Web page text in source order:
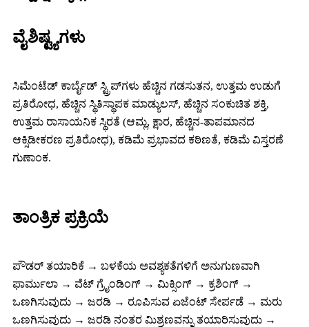
ವೈಶಿಷ್ಟ್ಯಗಳು
ಸಿಮೆಂಟೆಡ್ ಕಾರ್ಬೈಡ್ ಸ್ಟ್ರಿಪ್‌ಗಳು ಹೆಚ್ಚಿನ ಗಡಸುತನ, ಉತ್ತಮ ಉಡುಗೆ
ಪ್ರತಿರೋಧ, ಹೆಚ್ಚಿನ ಸ್ಥಿತಿಸ್ಥಾಪಕ ಮಾಡ್ಯುಲಸ್, ಹೆಚ್ಚಿನ ಸಂಕುಚಿತ ಶಕ್ತಿ,
ಉತ್ತಮ ರಾಸಾಯನಿಕ ಸ್ಥಿರತೆ (ಆಮ್ಲ, ಕ್ಷಾರ, ಹೆಚ್ಚಿನ-ತಾಪಮಾನದ
ಆಕ್ಸಿಡೀಕರಣ ಪ್ರತಿರೋಧ), ಕಡಿಮೆ ಪ್ರಭಾವದ ಕಠಿಣತೆ, ಕಡಿಮೆ ವಿಸ್ತರಣೆ
ಗುಣಾಂಕ.
ತಾಂತ್ರಿಕ ಪ್ರಕ್ರಿಯೆ
ಪೌಡರ್ ತಯಾರಿಕೆ → ಬಳಕೆಯ ಅವಶ್ಯಕತೆಗಳಿಗೆ ಅನುಗುಣವಾಗಿ
ಫಾರ್ಮುಲಾ → ವೆಟ್ ಗ್ರೈಂಡಿಂಗ್ → ಮಿಕ್ಸಿಂಗ್ → ಕ್ರಶಿಂಗ್ →
ಒಣಗಿಸುವುದು → ಜರಡಿ → ರೂಪಿಸುವ ಏಜೆಂಟ್ ಸೇರ್ಪಡೆ → ಮರು
ಒಣಗಿಸುವುದು → ಜರಡಿ ನಂತರ ಮಿಶ್ರಣವನ್ನು ತಯಾರಿಸುವುದು →